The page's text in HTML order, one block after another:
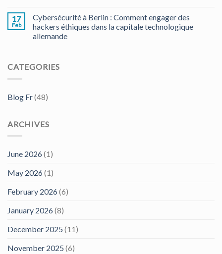
17
Feb
Cybersécurité à Berlin : Comment engager des
hackers éthiques dans la capitale technologique
allemande
CATEGORIES
Blog Fr(48)
ARCHIVES
June 2026(1)
May 2026(1)
February 2026(6)
January 2026(8)
December 2025 (11)
November 2025 (6)